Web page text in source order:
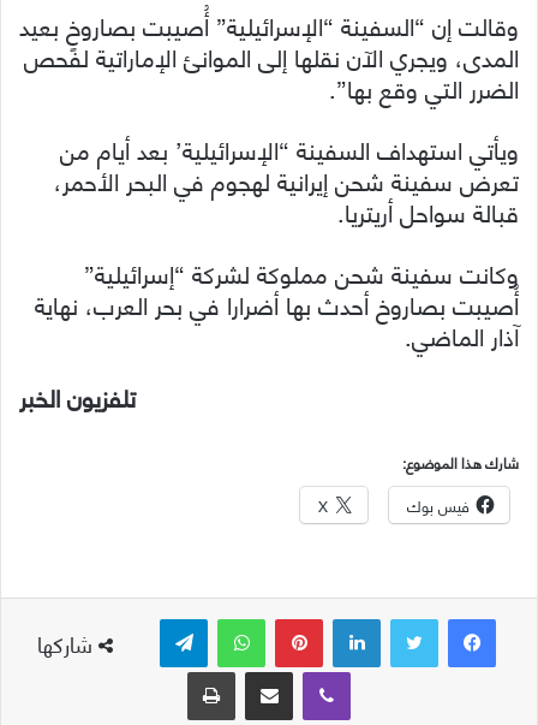
وقالت إن “السفينة “الإسرائيلية” أُصيبت بصاروخٍ بعيد
المدى، ويجري الآن نقلها إلى الموانئ الإماراتية لفحص
الضرر التي وقع بها”.
ويأتي استهداف السفينة “الإسرائيلية’ بعد أيام من
تعرض سفينة شحن إيرانية لهجوم في البحر الأحمر،
قبالة سواحل أريتريا.
وكانت سفينة شحن مملوكة لشركة “إسرائيلية”
أُصيبت بصاروخ أحدث بها أضرارا في بحر العرب، نهاية
آذار الماضي.
تلفزيون الخبر
شارك هذا الموضوع:
فيس بوك X
شاركها
لينكدإن بينتيريست واتساب
ڤايبر
مشاركة عبر البريد طباعة